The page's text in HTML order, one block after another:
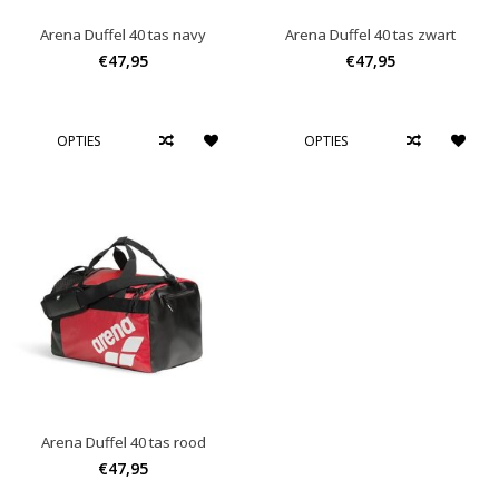
Arena Duffel 40 tas navy
€47,95
OPTIES
Arena Duffel 40 tas zwart
€47,95
OPTIES
Arena Duffel 40 tas rood
€47,95